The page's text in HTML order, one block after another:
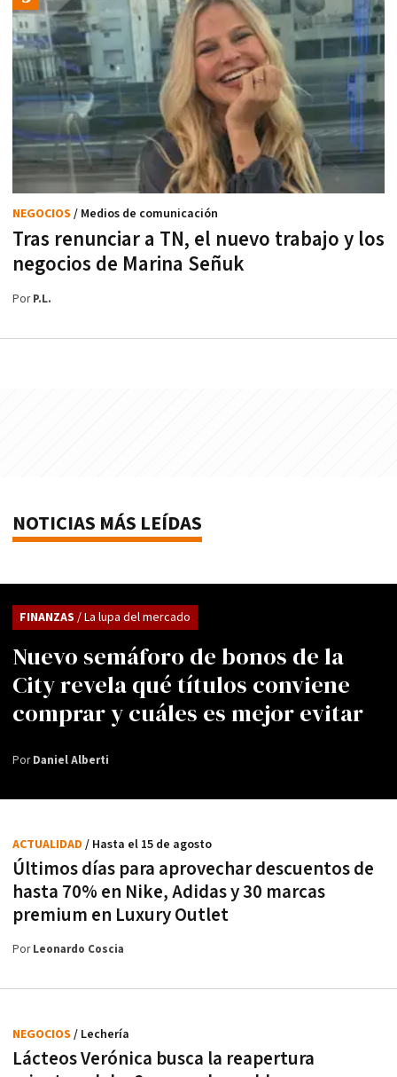
Tras renunciar a TN, el nuevo trabajo y los
negocios de Marina Señuk
NEGOCIOS / Medios de comunicación
PorP.L.
NOTICIAS MÁS LEÍDAS
Nuevo semáforo de bonos de la
City revela qué títulos conviene
comprar y cuáles es mejor evitar
FINANZAS / La lupa del mercado
PorDaniel Alberti
Últimos días para aprovechar descuentos de
hasta 70% en Nike, Adidas y 30 marcas
premium en Luxury Outlet
ACTUALIDAD / Hasta el 15 de agosto
PorLeonardo Coscia
Lácteos Verónica busca la reapertura
NEGOCIOS / Lechería